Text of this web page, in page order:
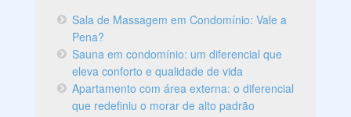
Sala de Massagem em Condomínio: Vale a
Pena?
Sauna em condomínio: um diferencial que
eleva conforto e qualidade de vida
Apartamento com área externa: o diferencial
que redefiniu o morar de alto padrão